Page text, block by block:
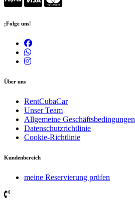
¡Folge uns!
Über uns
RentCubaCar
Unser Team
Allgemeine Geschäftsbedingungen
Datenschutzrichtlinie
Cookie-Richtlinie
Kundenbereich
meine Reservierung prüfen